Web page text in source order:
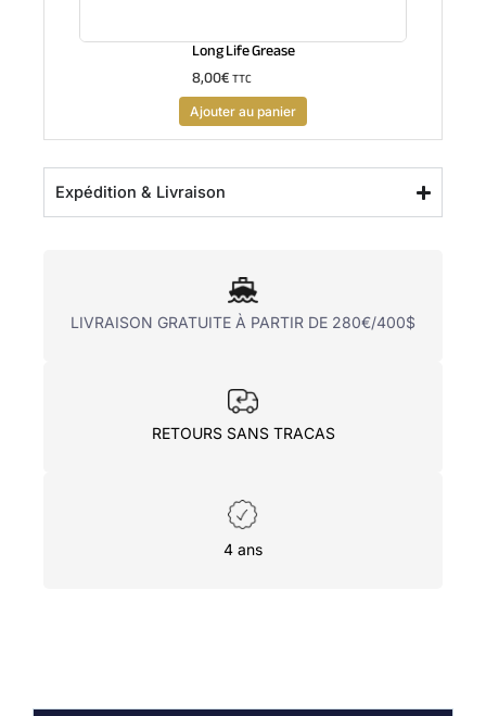
Long Life Grease
8,00€TTC
Ajouter au panier
Expédition & Livraison
LIVRAISON GRATUITE À PARTIR DE 280€/400$
RETOURS SANS TRACAS
4 ans